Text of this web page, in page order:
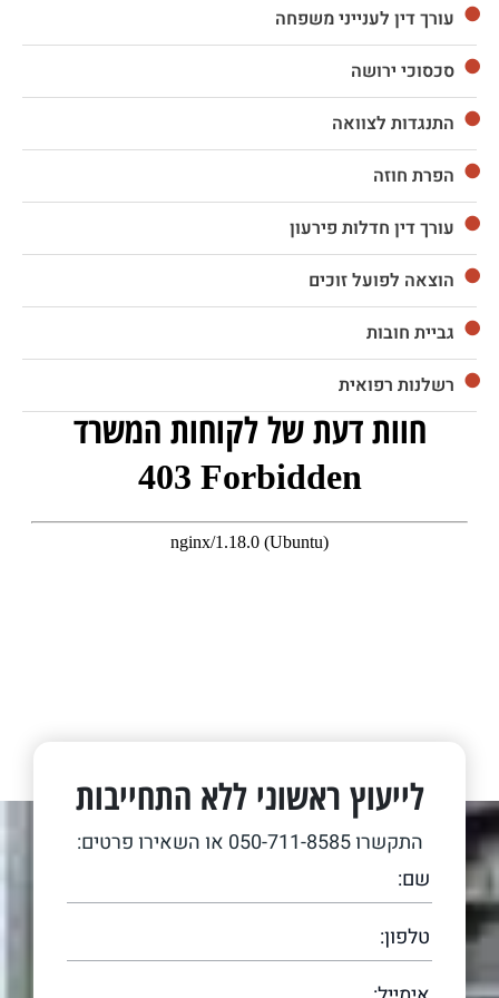
עורך דין לענייני משפחה
סכסוכי ירושה
התנגדות לצוואה
הפרת חוזה
עורך דין חדלות פירעון
הוצאה לפועל זוכים
גביית חובות
רשלנות רפואית
חוות דעת של לקוחות המשרד
לייעוץ ראשוני ללא התחייבות
התקשרו050-711-8585 או השאירו פרטים: